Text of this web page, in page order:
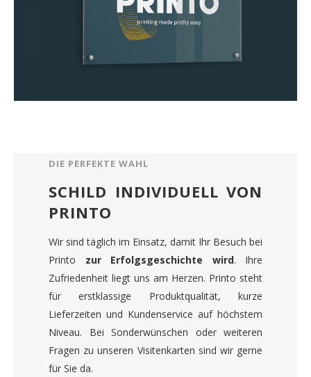
DIE PERFEKTE WAHL
SCHILD INDIVIDUELL VON
PRINTO
Wir sind täglich im Einsatz, damit Ihr Besuch bei
Printo zur Erfolgsgeschichte wird. Ihre
Zufriedenheit liegt uns am Herzen. Printo steht
für erstklassige Produktqualität, kurze
Lieferzeiten und Kundenservice auf höchstem
Niveau. Bei Sonderwünschen oder weiteren
Fragen zu unseren Visitenkarten sind wir gerne
für Sie da.